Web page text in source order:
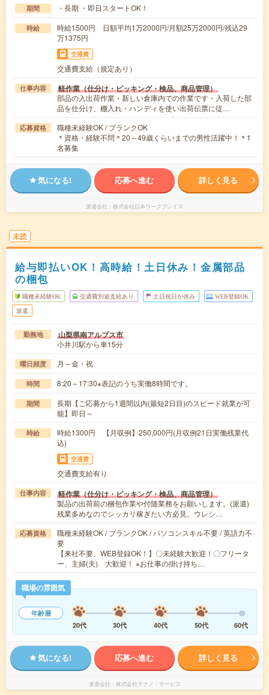
期間 ・長期 ・即日スタートOK！
時給
時給1500円 日額平均1万2000円/月額25万2000円/残込29
万1375円
交通費
交通費支給（規定あり）
仕事内容 軽作業（仕分け・ピッキング・検品、商品管理）
部品の入出荷作業・新しい倉庫内での作業です・入荷した部
品を仕分け、棚入れ・ハンディを使い出荷伝票に従…
応募資格
職種未経験OK / ブランクOK
＊資格・経験不問＊20～49歳くらいまでの男性活躍中！＊1
名募集
気になる! 応募へ進む 詳しく見る
派遣会社 株式会社日本ワークプレイス
未読
給与即払いOK！高時給！土日休み！金属部品
の梱包
職種未経験OK 交通費別途支給あり 土日祝日が休み WEB登録OK
派遣
勤務地 山梨県南アルプス市
小井川駅から車15分
曜日頻度 月～金・祝
時間 8:20～17:30※表記のうち実働8時間です。
期間
長期【ご応募から1週間以内(最短2日目)のスピード就業が可
能】即日～
時給
時給1300円 【月収例】250,000円(月収例21日実働残業代
込)
交通費
交通費支給有り
仕事内容 軽作業（仕分け・ピッキング・検品、商品管理）
製品の出荷前の梱包作業や付随業務をお願いします。(派遣)
残業多めなのでシッカリ稼ぎたい方必見。ウレシ…
応募資格
職種未経験OK / ブランクOK / パソコンスキル不要 / 英語力不
要
【来社不要、WEB登録OK！】〇未経験大歓迎！〇フリータ
ー、主婦(夫) 大歓迎！ ※お仕事の掛け持ち…
職場の雰囲気
年齢層
20代
30代 40代 50代 60代
気になる! 応募へ進む 詳しく見る
派遣会社 株式会社テクノ・サービス